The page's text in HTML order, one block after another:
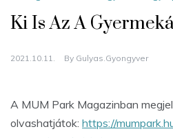
Ki Is Az A
2021.10.11. By Gulyas.gyongyver
A MUM Park Magazinban
olvashatjátok: https://